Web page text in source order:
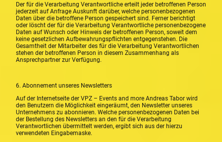
Der für die Verarbeitung Verantwortliche erteilt jeder betroffenen Person
jederzeit auf Anfrage Auskunft darüber, welche personenbezogenen
Daten über die betroffene Person gespeichert sind. Ferner berichtigt
oder löscht der für die Verarbeitung Verantwortliche personenbezogene
Daten auf Wunsch oder Hinweis der betroffenen Person, soweit dem
keine gesetzlichen Aufbewahrungspflichten entgegenstehen. Die
Gesamtheit der Mitarbeiter des für die Verarbeitung Verantwortlichen
stehen der betroffenen Person in diesem Zusammenhang als
Ansprechpartner zur Verfügung.
6. Abonnement unseres Newsletters
Auf der Internetseite der VPZ – Events and more Andreas Tabor wird
den Benutzern die Möglichkeit eingeräumt, den Newsletter unseres
Unternehmens zu abonnieren. Welche personenbezogenen Daten bei
der Bestellung des Newsletters an den für die Verarbeitung
Verantwortlichen übermittelt werden, ergibt sich aus der hierzu
verwendeten Eingabemaske.